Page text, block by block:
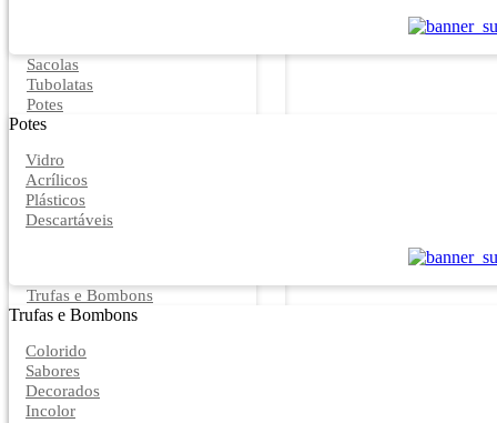
Sacolas
Tubolatas
Potes
Potes
Vidro
Acrílicos
Plásticos
Descartáveis
Trufas e Bombons
Trufas e Bombons
Colorido
Sabores
Decorados
Incolor